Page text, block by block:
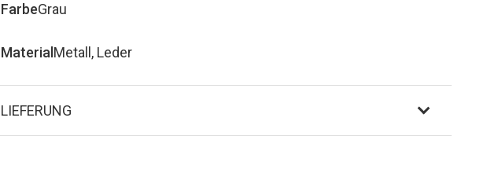
FarbeGrau
Material Metall, Leder
LIEFERUNG